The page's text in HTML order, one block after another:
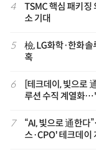
4
TSMC 핵심 패키징
소 기대
5
檢, LG화학·한화
혹
6
[테크데이, 빛으로
루션 수직 계열화
7
“AI, 빛으로 通한
스·CPO' 테크데이